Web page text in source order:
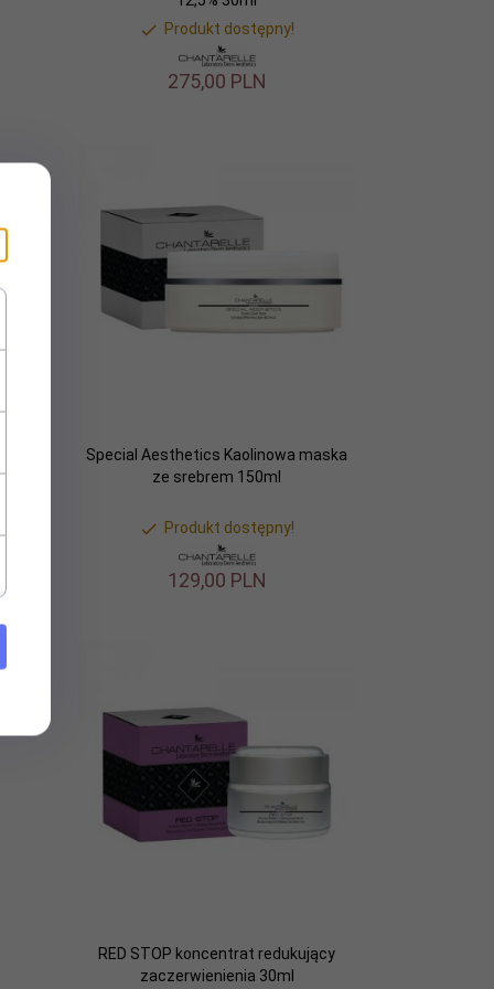
Produkt dostępny!
275,00 PLN
Special Aesthetics Kaolinowa maska
ze srebrem 150ml
Produkt dostępny!
129,00 PLN
RED STOP koncentrat redukujący
zaczerwienienia 30ml